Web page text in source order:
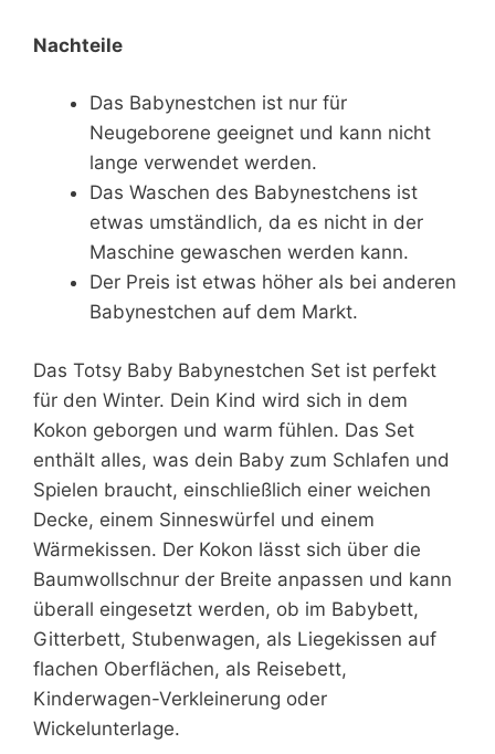
Nachteile
Das Babynestchen ist nur für
Neugeborene geeignet und kann nicht
lange verwendet werden.
Das Waschen des Babynestchens ist
etwas umständlich, da es nicht in der
Maschine gewaschen werden kann.
Der Preis ist etwas höher als bei anderen
Babynestchen auf dem Markt.
Das Totsy Baby Babynestchen Set ist perfekt
für den Winter. Dein Kind wird sich in dem
Kokon geborgen und warm fühlen. Das Set
enthält alles, was dein Baby zum Schlafen und
Spielen braucht, einschließlich einer weichen
Decke, einem Sinneswürfel und einem
Wärmekissen. Der Kokon lässt sich über die
Baumwollschnur der Breite anpassen und kann
überall eingesetzt werden, ob im Babybett,
Gitterbett, Stubenwagen, als Liegekissen auf
flachen Oberflächen, als Reisebett,
Kinderwagen-Verkleinerung oder
Wickelunterlage.